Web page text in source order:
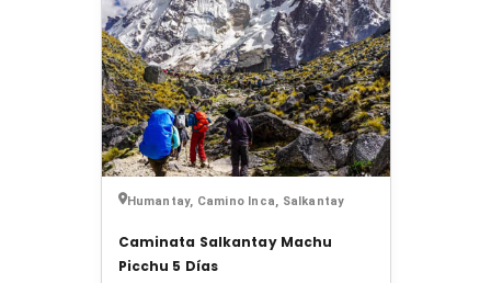
Humantay, Camino Inca, Salkantay
Caminata Salkantay Machu
Picchu 5 Días